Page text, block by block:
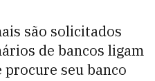
são solicitados
de bancos ligam
seu banco